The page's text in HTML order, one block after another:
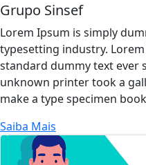
Grupo Sinsef
Lorem Ipsum is simply
typesetting industry.
standard dummy text ever
unknown printer took a
make a type specimen
Saiba Mais